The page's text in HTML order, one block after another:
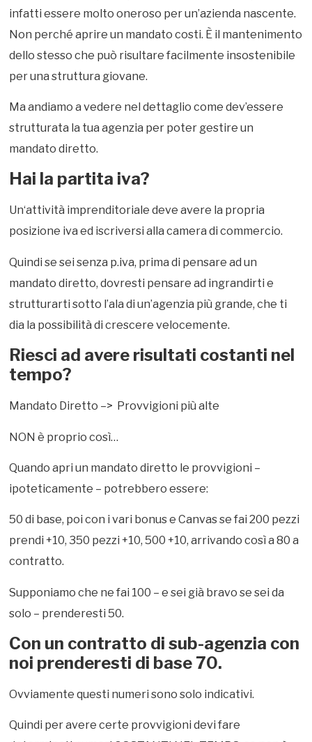
infatti essere molto oneroso per un’azienda nascente.
Non perché aprire un mandato costi. È il mantenimento
dello stesso che può risultare facilmente insostenibile
per una struttura giovane.
Ma andiamo a vedere nel dettaglio come dev’essere
strutturata la tua agenzia per poter gestire un
mandato diretto.
Hai la partita iva?
Un‘attività imprenditoriale deve avere la propria
posizione iva ed iscriversi alla camera di commercio.
Quindi se sei senza p.iva, prima di pensare ad un
mandato diretto, dovresti pensare ad ingrandirti e
strutturarti sotto l’ala di un’agenzia più grande, che ti
dia la possibilità di crescere velocemente.
Riesci ad avere risultati costanti nel
tempo?
Mandato Diretto –> Provvigioni più alte
NON è proprio così…
Quando apri un mandato diretto le provvigioni –
ipoteticamente – potrebbero essere:
50 di base, poi con i vari bonus e Canvas se fai 200 pezzi
prendi +10, 350 pezzi +10, 500 +10, arrivando così a 80 a
contratto.
Supponiamo che ne fai 100 – e sei già bravo se sei da
solo – prenderesti 50.
Con un contratto di sub-agenzia con
noi prenderesti di base 70.
Ovviamente questi numeri sono solo indicativi.
Quindi per avere certe provvigioni devi fare